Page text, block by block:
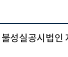
성실공시법인